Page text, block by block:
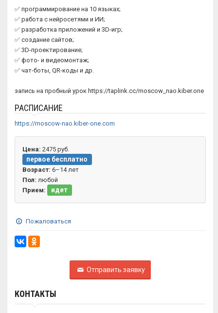
✅ программирование на 10 языках;
✅ работа с нейросетями и ИИ;
✅ разработка приложений и 3D-игр;
✅ создание сайтов;
✅ 3D-проектирование;
✅ фото- и видеомонтаж;
✅ чат-боты, QR-коды и др.
запись на пробный урок https://taplink.cc/moscow_nao.kiber.one
РАСПИСАНИЕ
https://moscow-nao.kiber-one.com
Цена: 2475 руб.
первое бесплатно
Возраст: 6–14 лет
Пол: любой
Прием:
идет
Пожаловаться
Отправить заявку
КОНТАКТЫ